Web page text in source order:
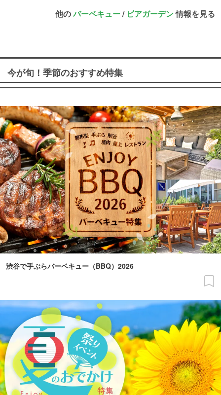
他のバーベキュー/ ビアガーデン情報を見る
今が旬！季節のおすすめ特集
渋谷で手ぶらバーベキュー（BBQ）2026